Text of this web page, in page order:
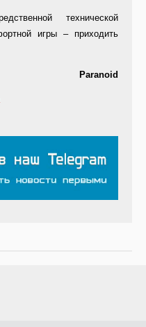
технической
игры – приходить
Paranoid